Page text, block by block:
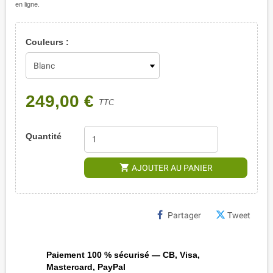
en ligne.
Couleurs :
249,00 € TTC
Quantité
shopping_cart AJOUTER AU PANIER
Partager Tweet
Paiement 100 % sécurisé — CB, Visa,
Mastercard, PayPal